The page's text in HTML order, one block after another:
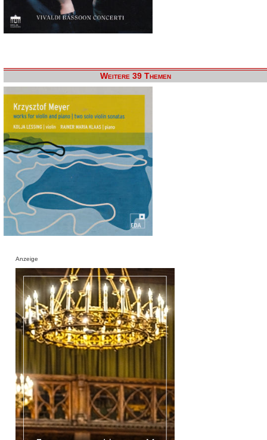
Weitere 39 Themen
Anzeige